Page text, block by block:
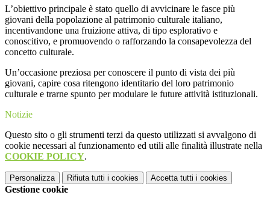
L’obiettivo principale è stato quello di avvicinare le fasce più
giovani della popolazione al patrimonio culturale italiano,
incentivandone una fruizione attiva, di tipo esplorativo e
conoscitivo, e promuovendo o rafforzando la consapevolezza del
concetto culturale.
Un’occasione preziosa per conoscere il punto di vista dei più
giovani, capire cosa ritengono identitario del loro patrimonio
culturale e trarne spunto per modulare le future attività istituzionali.
Notizie
Questo sito o gli strumenti terzi da questo utilizzati si avvalgono di
cookie necessari al funzionamento ed utili alle finalità illustrate nella
COOKIE POLICY.
Personalizza Rifiuta tutti i cookies Accetta tutti i cookies
Gestione cookie